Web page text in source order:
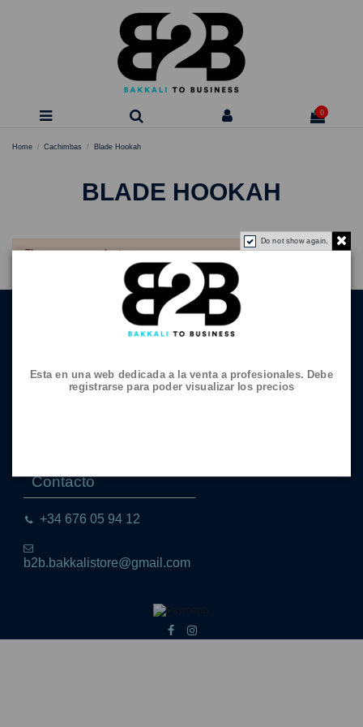
0
Home Cachimbas Blade Hookah
BLADE HOOKAH
There are no products.
Aviso legal
Contacto
+34 676 05 94 12
b2b.bakkalistore@gmail.com
Do not show again.
Esta en una web dedicada a la venta a profesionales. Debe
registrarse para poder visualizar los precios